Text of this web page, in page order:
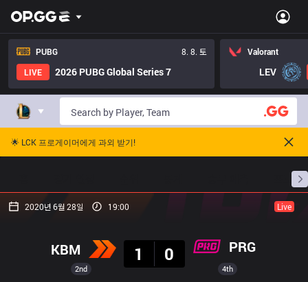
PUBG
8. 8. 토
LIVE
2026 PUBG Global Series 7
Valorant
LEV
🌟 LCK 프로게이머에게 과외 받기!
프로빌
2020년 6월 28일 19:00 Live
2nd
KBM
1
0 PRG
4th